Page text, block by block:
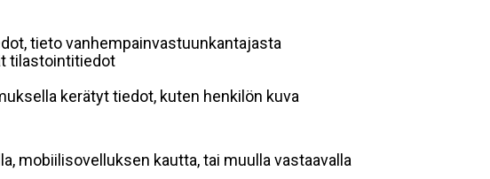
tieto vanhempainvastuunkantajasta
tilastointitiedot
kerätyt tiedot, kuten henkilön kuva
mobiilisovelluksen kautta, tai muulla vastaavalla